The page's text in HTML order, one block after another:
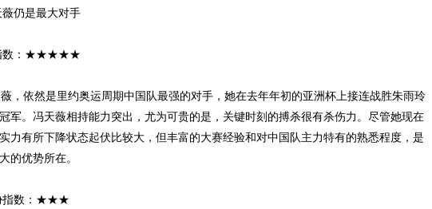
仍是最大对手
数：★★★★★
依然是里约奥运周期中国队最强的对手，她在去年年初的亚洲杯上接连战胜朱雨玲
军。冯天薇相持能力突出，尤为可贵的是，关键时刻的搏杀很有杀伤力。尽管她现在
力有所下降状态起伏比较大，但丰富的大赛经验和对中国队主力特有的熟悉程度，是
的优势所在。
指数：★★★